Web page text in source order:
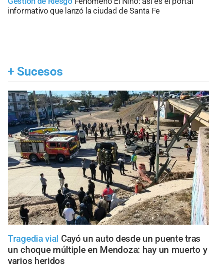
informativo que lanzó la ciudad de Santa Fe
+ Sucesos
Tragedia vial Cayó un auto desde un puente tras
un choque múltiple en Mendoza: hay un muerto y
varios heridos